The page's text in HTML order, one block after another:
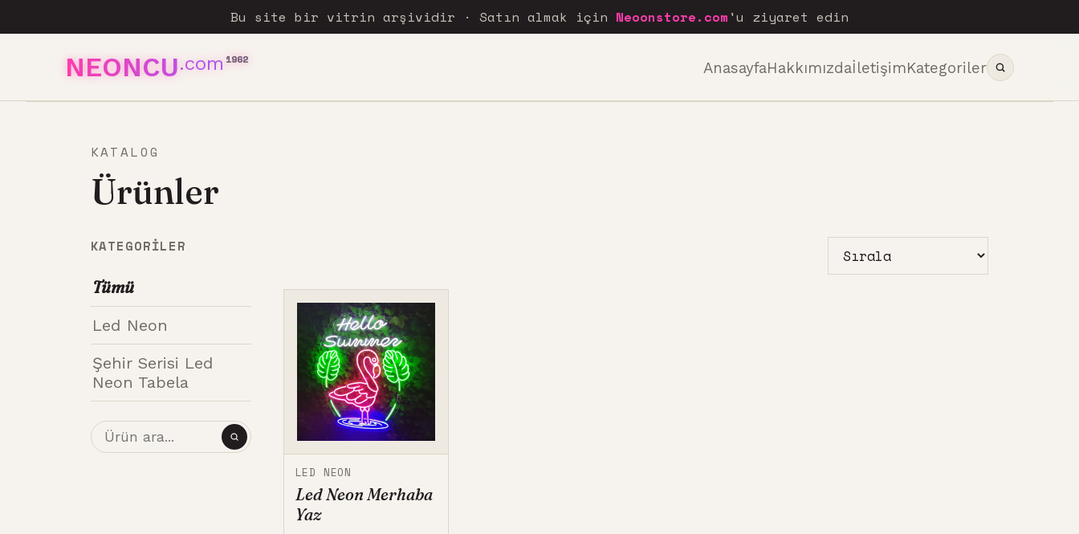
Bu site bir vitrin arşividir · Satın almak için Neoonstore.com 'u ziyaret edin
NEONCU.com 1962
AnasayfaHakkımızdaİletişimKategoriler
KATALOG
Ürünler
KATEGORILER
Tümü
Led Neon
Şehir Serisi Led
Neon Tabela
LED NEON
Led Neon Merhaba
Yaz